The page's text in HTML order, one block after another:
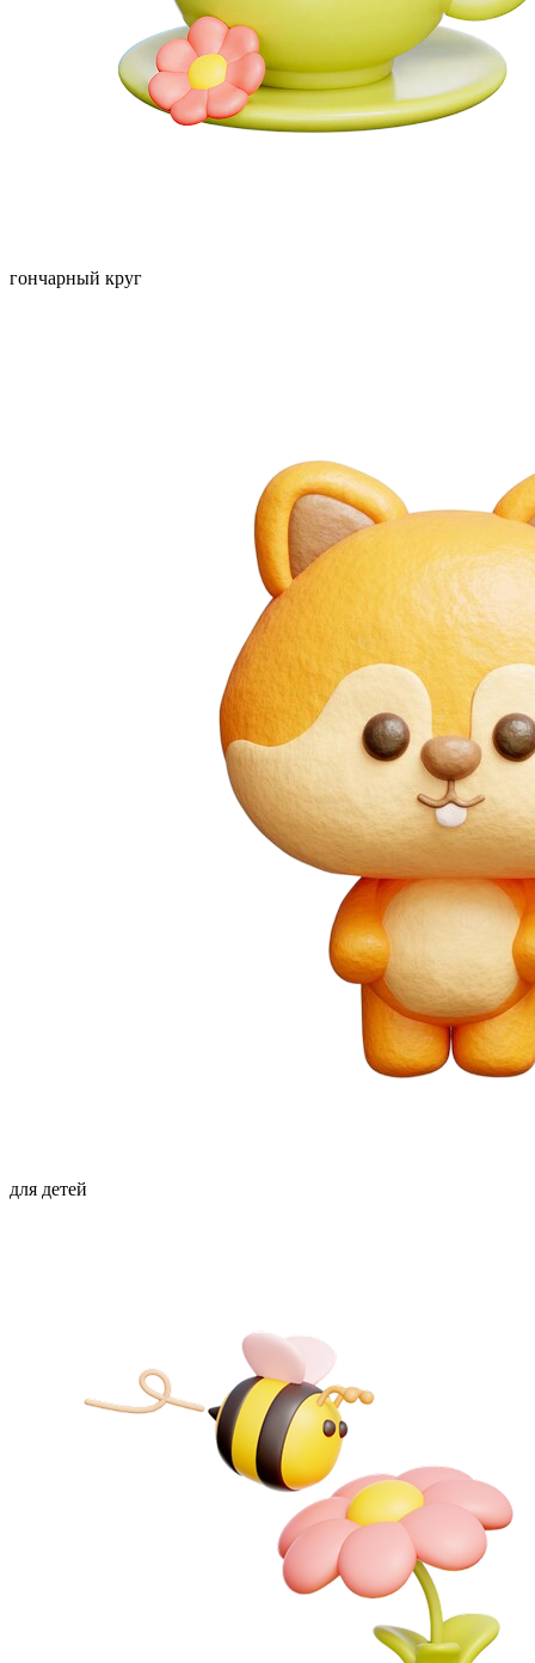
гончарный круг
для детей